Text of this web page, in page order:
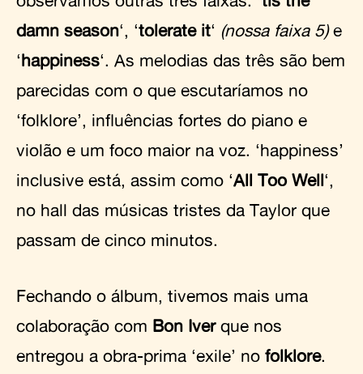
damn season‘, ‘tolerate it‘ (nossa faixa 5)e
‘happiness‘. As melodias das três são bem
parecidas com o que escutaríamos no
‘folklore’, influências fortes do piano e
violão e um foco maior na voz. ‘happiness’
inclusive está, assim como ‘All Too Well‘,
no hall das músicas tristes da Taylor que
passam de cinco minutos.
Fechando o álbum, tivemos mais uma
colaboração com Bon Iverque nos
entregou a obra-prima ‘exile’ no folklore.